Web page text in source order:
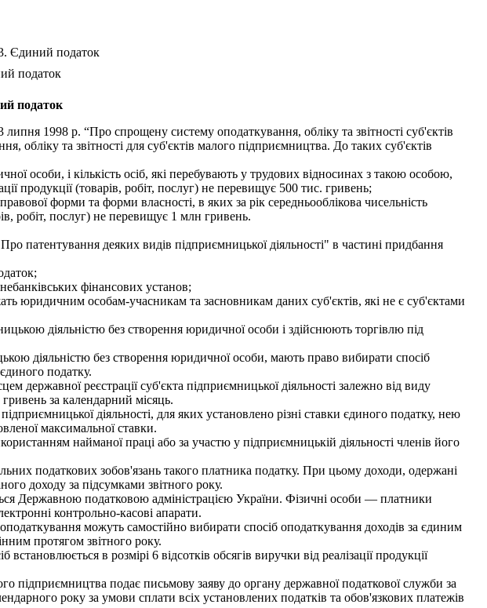
Єдиний податок
податок
податок
1998 р. “Про спрощену систему оподаткування, обліку та звітності суб'єктів
обліку та звітності для суб'єктів малого підприємництва. До таких суб'єктів
особи, і кількість осіб, які перебувають у трудових відносинах з такою особою,
продукції (товарів, робіт, послуг) не перевищує 500 тис. гривень;
форми та форми власності, в яких за рік середньооблікова чисельність
робіт, послуг) не перевищує 1 млн гривень.
патентування деяких видів підприємницької діяльності" в частині придбання
фінансових установ;
юридичним особам-учасникам та засновникам даних суб'єктів, які не є суб'єктами
діяльністю без створення юридичної особи і здійснюють торгівлю під
діяльністю без створення юридичної особи, мають право вибирати спосіб
податку.
державної реєстрації суб'єкта підприємницької діяльності залежно від виду
за календарний місяць.
діяльності, для яких установлено різні ставки єдиного податку, нею
максимальної ставки.
найманої праці або за участю у підприємницькій діяльності членів його
податкових зобов'язань такого платника податку. При цьому доходи, одержані
доходу за підсумками звітного року.
Державною податковою адміністрацією України. Фізичні особи — платники
контрольно-касові апарати.
можуть самостійно вибирати спосіб оподаткування доходів за єдиним
протягом звітного року.
в розмірі 6 відсотків обсягів виручки від реалізації продукції
підприємництва подає письмову заяву до органу державної податкової служби за
року за умови сплати всіх установлених податків та обов'язкових платежів